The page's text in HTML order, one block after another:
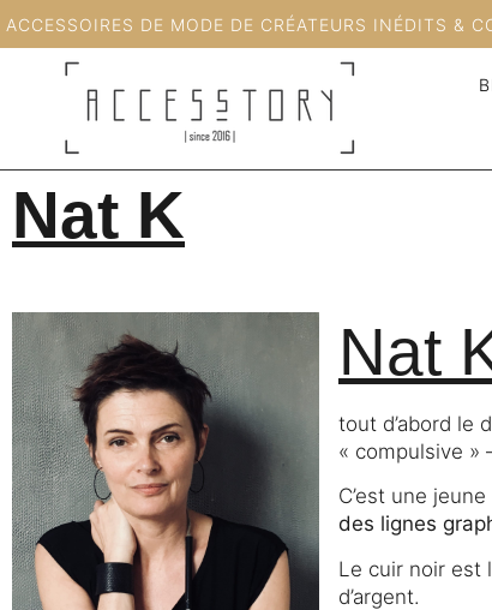
ACCESSOIRES DE MODE DE CRÉATEURS INÉDITS &
Nat K
Nat
tout d’abord le
« compulsive »
C’est une
des lignes
Le cuir noir est
d’argent.